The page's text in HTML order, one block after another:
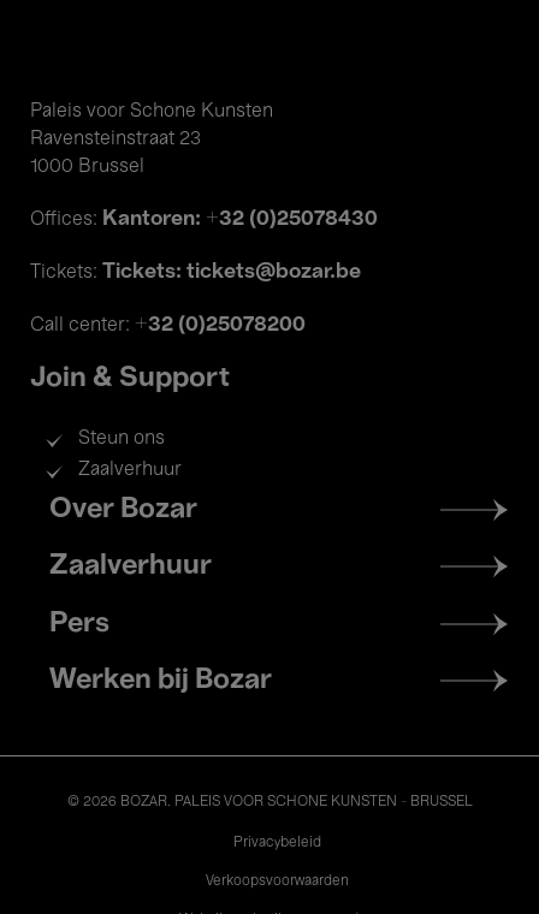
Paleis voor Schone Kunsten
Ravensteinstraat 23
1000 Brussel
Offices: Kantoren: +32 (0)25078430
Tickets: Tickets: tickets@bozar.be
Call center: +32 (0)25078200
Join & Support
Steun ons
Zaalverhuur
Footer
menu
Over Bozar
Zaalverhuur
Pers
Werken bij Bozar
© 2026 BOZAR. PALEIS VOOR SCHONE KUNSTEN - BRUSSEL
Privacybeleid
Verkoopsvoorwaarden